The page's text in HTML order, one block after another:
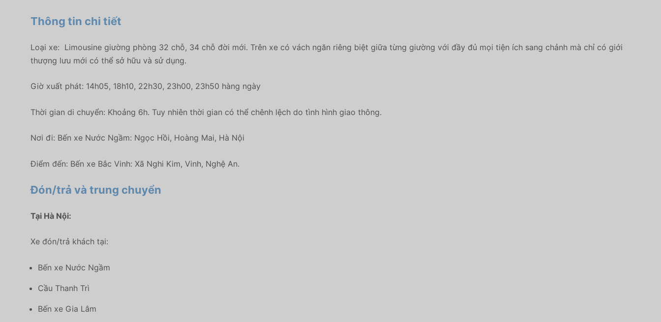
Thông tin chi tiết
Loại xe: Limousine giường phòng 32 chỗ, 34 chỗ đời mới. Trên xe có vách ngăn riêng biệt giữa từng giường với đầy đủ mọi tiện ích sang chảnh mà chỉ có giới
thượng lưu mới có thể sở hữu và sử dụng.
Giờ xuất phát: 14h05, 18h10, 22h30, 23h00, 23h50 hàng ngày
Thời gian di chuyển: Khoảng 6h. Tuy nhiên thời gian có thể chênh lệch do tình hình giao thông.
Nơi đi: Bến xe Nước Ngầm: Ngọc Hồi, Hoàng Mai, Hà Nội
Điểm đến: Bến xe Bắc Vinh: Xã Nghi Kim, Vinh, Nghệ An.
Đón/trả và trung chuyển
Tại Hà Nội:
Xe đón/trả khách tại:
Bến xe Nước Ngầm
Cầu Thanh Trì
Bến xe Gia Lâm